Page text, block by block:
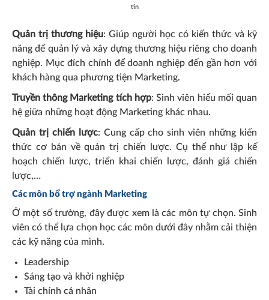
tin
Quản trị thương hiệu: Giúp người học có kiến thức và kỹ
năng để quản lý và xây dựng thương hiệu riêng cho doanh
nghiệp. Mục đích chính để doanh nghiệp đến gần hơn với
khách hàng qua phương tiện Marketing.
Truyền thông Marketing tích hợp: Sinh viên hiểu mối quan
hệ giữa những hoạt động Marketing khác nhau.
Quản trị chiến lược: Cung cấp cho sinh viên những kiến
thức cơ bản về quản trị chiến lược. Cụ thể như lập kế
hoạch chiến lược, triển khai chiến lược, đánh giá chiến
lược,…
Các môn bổ trợ ngành Marketing
Ở một số trường, đây được xem là các môn tự chọn. Sinh
viên có thể lựa chọn học các môn dưới đây nhằm cải thiện
các kỹ năng của mình.
Leadership
Sáng tạo và khởi nghiệp
Tài chính cá nhân